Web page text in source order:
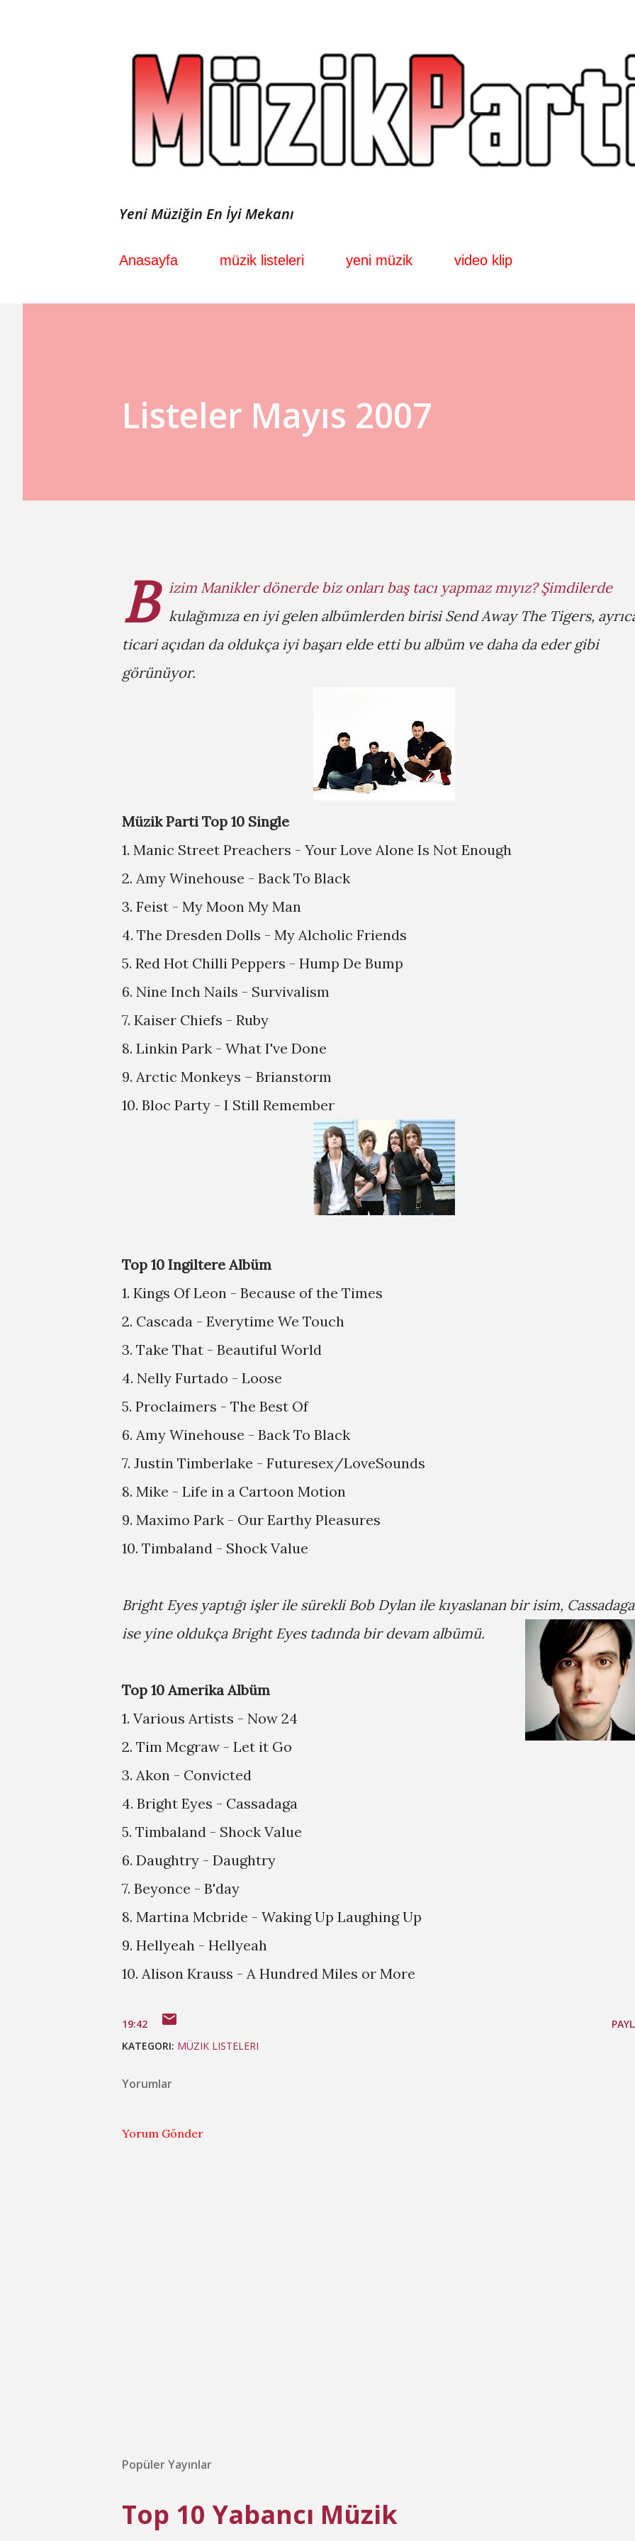
Yeni Müziğin En İyi Mekanı
Anasayfa müzik listeleri yeni müzik video klip
Listeler Mayıs 2007
B
izim Manikler dönerde biz onları baş tacı yapmaz mıyız? Şimdilerde
kulağımıza en iyi gelen albümlerden birisi Send Away The Tigers,
ticari açıdan da oldukça iyi başarı elde etti bu albüm ve daha da eder gibi
görünüyor.
Müzik Parti Top 10 Single
1. Manic Street Preachers - Your Love Alone Is Not Enough
2. Amy Winehouse - Back To Black
3. Feist - My Moon My Man
4. The Dresden Dolls - My Alcholic Friends
5. Red Hot Chilli Peppers - Hump De Bump
6. Nine Inch Nails - Survivalism
7. Kaiser Chiefs - Ruby
8. Linkin Park - What I've Done
9. Arctic Monkeys – Brianstorm
10. Bloc Party - I Still Remember
Top 10 Ingiltere Albüm
1. Kings Of Leon - Because of the Times
2. Cascada - Everytime We Touch
3. Take That - Beautiful World
4. Nelly Furtado - Loose
5. Proclaimers - The Best Of
6. Amy Winehouse - Back To Black
7. Justin Timberlake - Futuresex/LoveSounds
8. Mike - Life in a Cartoon Motion
9. Maximo Park - Our Earthy Pleasures
10. Timbaland - Shock Value
Bright Eyes yaptığı işler ile sürekli Bob Dylan ile kıyaslanan bir isim, Cassadaga
ise yine oldukça Bright Eyes tadında bir devam albümü.
Top 10 Amerika Albüm
1. Various Artists - Now 24
2. Tim Mcgraw - Let it Go
3. Akon - Convicted
4. Bright Eyes - Cassadaga
5. Timbaland - Shock Value
6. Daughtry - Daughtry
7. Beyonce - B'day
8. Martina Mcbride - Waking Up Laughing Up
9. Hellyeah - Hellyeah
10. Alison Krauss - A Hundred Miles or More
19:42
KATEGORI: MÜZIK LISTELERI
Yorumlar
Yorum Gönder
Popüler Yayınlar
Top 10 Yabancı Müzik